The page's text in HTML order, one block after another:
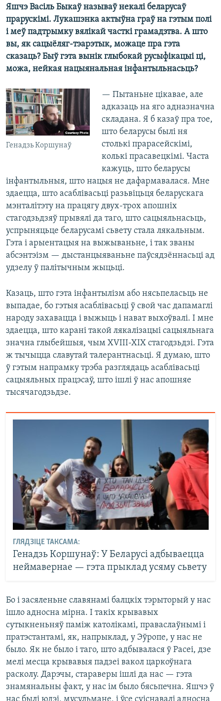
Яшчэ Васіль Быкаў называў некалі беларусаў
прарускімі. Лукашэнка актыўна граў на гэтым полі
і меў падтрымку вялікай часткі грамадзтва. А што
вы, як сацыёляг-тэарэтык, можаце пра гэта
сказаць? Быў гэта вынік глыбокай русыфікацыі ці,
можа, нейкая нацыянальная інфантыльнасьць?
Генадзь Коршунаў
— Пытаньне цікавае, але
адказаць на яго адназначна
складана. Я б казаў пра тое,
што беларусы былі ня
столькі прарасейскімі,
колькі прасавецкімі. Часта
кажуць, што беларусы
інфантыльныя, што нацыя не дафармавалася. Мне
здаецца, што асаблівасьці разьвіцьця беларускага
мэнталітэту на працягу двух-трох апошніх
стагодзьдзяў прывялі да таго, што сацыяльнасьць,
успрыняцьце беларусамі сьвету стала лякальным.
Гэта і арыентацыя на выжываньне, і так званы
абсэнтэізм — дыстанцыяваньне паўсядзённасьці ад
удзелу ў палітычным жыцьці.
Казаць, што гэта інфантылізм або нясьпеласьць не
выпадае, бо гэтыя асаблівасьці ў свой час дапамаглі
народу захавацца і выжыць і нават выхоўвалі. І мне
здаецца, што карані такой лякалізацыі сацыяльнага
значна глыбейшыя, чым XVIII-XIX стагодзьдзі. Гэта
ж тычыцца славутай талерантнасьці. Я думаю, што
ў гэтым напрамку трэба разглядаць асаблівасьці
сацыяльных працэсаў, што ішлі ў нас апошняе
тысячагодзьдзе.
ГЛЯДЗІЦЕ ТАКСАМА:
Генадзь Коршунаў: У Беларусі адбываецца
неймавернае — гэта прыклад усяму сьвету
Бо і засяленьне славянамі балцкіх тэрыторый у нас
ішло адносна мірна. І такіх крывавых
сутыкненьняў паміж католікамі, праваслаўнымі і
пратэстантамі, як, напрыклад, у Эўропе, у нас не
было. Як не было і таго, што адбывалася ў Расеі, дзе
мелі месца крывавыя падзеі вакол царкоўнага
расколу. Дарэчы, стараверы ішлі да нас — гэта
знамянальны факт, у нас ім было бясьпечна. Яшчэ ў